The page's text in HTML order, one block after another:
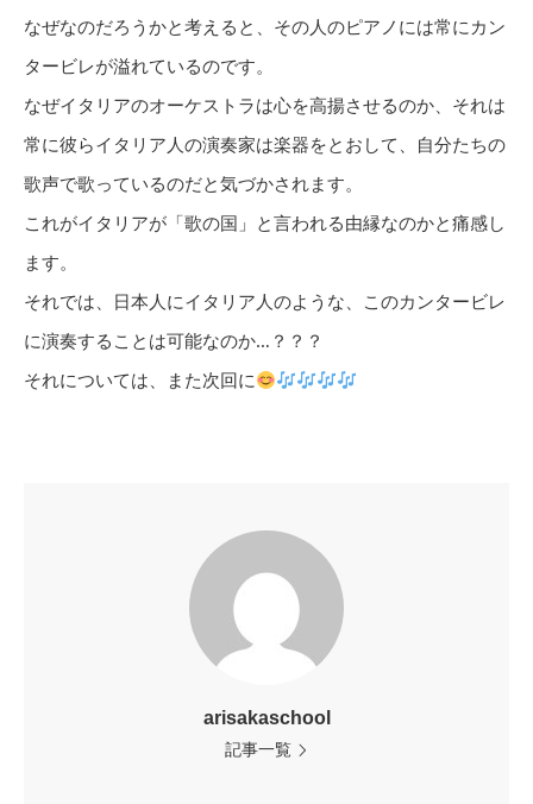
なぜなのだろうかと考えると、その人のピアノには常にカン
タービレが溢れているのです。
なぜイタリアのオーケストラは心を高揚させるのか、それは
常に彼らイタリア人の演奏家は楽器をとおして、自分たちの
歌声で歌っているのだと気づかされます。
これがイタリアが「歌の国」と言われる由縁なのかと痛感し
ます。
それでは、日本人にイタリア人のような、このカンタービレ
に演奏することは可能なのか…？？？
それについては、また次回に
arisakaschool
記事一覧